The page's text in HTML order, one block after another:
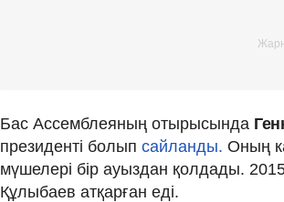
Бас Ассемблеяның отырысында
президенті болып сайланды. Оның
мүшелері бір ауыздан қолдады.
Құлыбаев атқарған еді.